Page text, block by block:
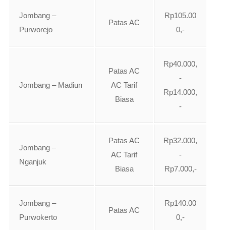
Jombang –
Purworejo
Patas AC
Rp105.00
0,-
Jombang – Madiun
Patas AC
AC Tarif
Biasa
Rp40.000,
-
Rp14.000,
-
Jombang –
Nganjuk
Patas AC
AC Tarif
Biasa
Rp32.000,
-
Rp7.000,-
Jombang –
Purwokerto
Patas AC
Rp140.00
0,-